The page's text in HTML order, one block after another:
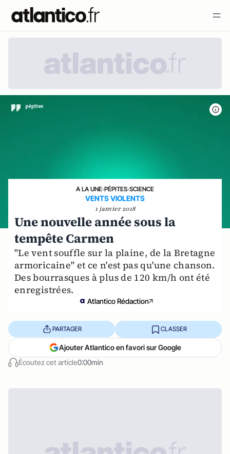
A LA UNE›PÉPITES›SCIENCE
VENTS VIOLENTS
1 janvier 2018
Une nouvelle année sous la
tempête Carmen
"Le vent souffle sur la plaine, de la Bretagne
armoricaine" et ce n'est pas qu'une chanson.
Des bourrasques à plus de 120 km/h ont été
enregistrées.
Atlantico Rédaction
Écoutez cet article0:00min
PARTAGER CLASSER
Ajouter Atlantico en favori sur Google